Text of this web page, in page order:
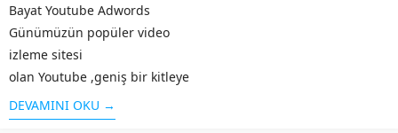
Bayat Youtube Adwords
Günümüzün popüler video
izleme sitesi
olan Youtube ,geniş bir kitleye
hitap etmektedir. Benzerlerine
kıyasla sunduğu kolay
DEVAMINI OKU →